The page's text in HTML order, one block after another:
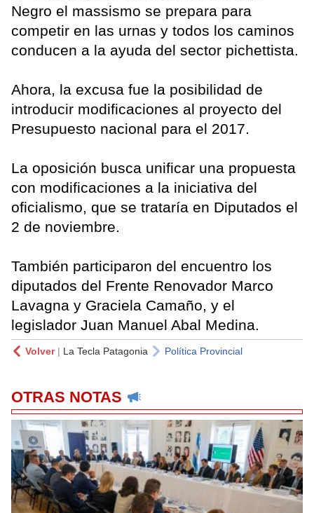
Negro el massismo se prepara para
competir en las urnas y todos los caminos
conducen a la ayuda del sector pichettista.
Ahora, la excusa fue la posibilidad de
introducir modificaciones al proyecto del
Presupuesto nacional para el 2017.
La oposición busca unificar una propuesta
con modificaciones a la iniciativa del
oficialismo, que se trataría en Diputados el
2 de noviembre.
También participaron del encuentro los
diputados del Frente Renovador Marco
Lavagna y Graciela Camaño, y el
legislador Juan Manuel Abal Medina.
Volver| La Tecla Patagonia Política Provincial
OTRAS NOTAS